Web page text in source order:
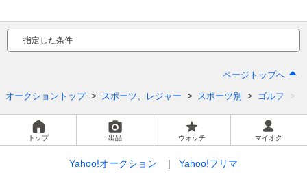
指定した条件
ページトップへ
オークショントップ スポーツ、レジャー スポーツ別 ゴルフ
トップ 出品 ウォッチ マイオク
Yahoo!オークション Yahoo!フリマ